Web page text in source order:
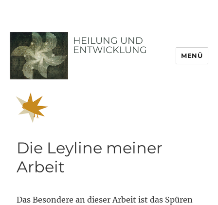
HEILUNG UND
ENTWICKLUNG
MENÜ
Die Leyline meiner
Arbeit
Das Besondere an dieser Arbeit ist das Spüren